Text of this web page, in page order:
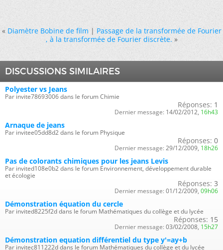
« Diamètre Bobine de film|Passage de la transformée de Fourier
, à la transformée de Fourier discrète. »
DISCUSSIONS SIMILAIRES
Polyester vs Jeans
Par invite78693006 dans le forum Chimie
Réponses: 1
Dernier message: 14/02/2012, 16h43
Arnaque de jeans
Par invitee05dd8d2 dans le forum Physique
Réponses: 0
Dernier message: 29/12/2009, 18h26
Pas de colorants chimiques pour les jeans Levis
Par invited108e0b2 dans le forum Environnement, développement durable
et écologie
Réponses: 3
Dernier message: 01/12/2009, 09h06
Démonstration équation du cercle
Par invited8225f2d dans le forum Mathématiques du collège et du lycée
Réponses: 15
Dernier message: 03/02/2008, 15h27
Démonstration equation différentiel du type y'=ay+b
Par invitec811222d dans le forum Mathématiques du collège et du lycée